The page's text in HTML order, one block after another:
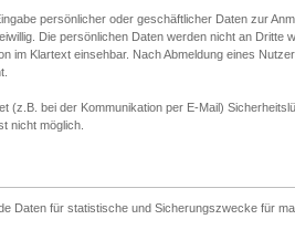
persönlicher oder geschäftlicher Daten zur
Die persönlichen Daten werden nicht an Dritte
im Klartext einsehbar. Nach Abmeldung eines
(z.B. bei der Kommunikation per E-Mail)
nicht möglich.
Daten für statistische und Sicherungszwecke für